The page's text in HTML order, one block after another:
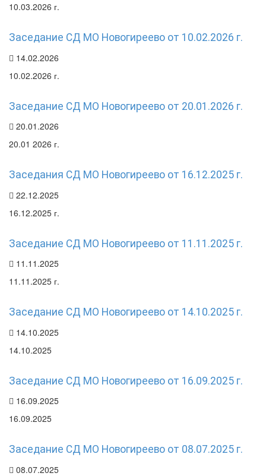
10.03.2026 г.
Заседание СД МО Новогиреево от 10.02.2026 г.
14.02.2026
10.02.2026 г.
Заседание СД МО Новогиреево от 20.01.2026 г.
20.01.2026
20.01 2026 г.
Заседания СД МО Новогиреево от 16.12.2025 г.
22.12.2025
16.12.2025 г.
Заседание СД МО Новогиреево от 11.11.2025 г.
11.11.2025
11.11.2025 г.
Заседание СД МО Новогиреево от 14.10.2025 г.
14.10.2025
14.10.2025
Заседание СД МО Новогиреево от 16.09.2025 г.
16.09.2025
16.09.2025
Заседание СД МО Новогиреево от 08.07.2025 г.
08.07.2025